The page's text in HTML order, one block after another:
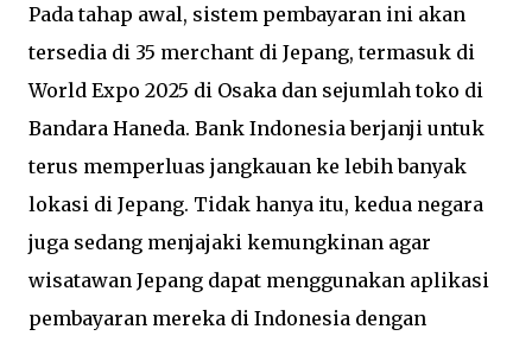
Pada tahap awal, sistem pembayaran ini akan
tersedia di 35 merchant di Jepang, termasuk di
World Expo 2025 di Osaka dan sejumlah toko di
Bandara Haneda. Bank Indonesia berjanji untuk
terus memperluas jangkauan ke lebih banyak
lokasi di Jepang. Tidak hanya itu, kedua negara
juga sedang menjajaki kemungkinan agar
wisatawan Jepang dapat menggunakan aplikasi
pembayaran mereka di Indonesia dengan